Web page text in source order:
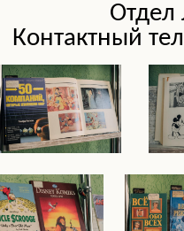
Отдел
Контактный